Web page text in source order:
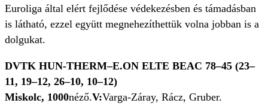
Euroliga által elért fejlődése védekezésben és támadásban
is látható, ezzel együtt megnehezíthettük volna jobban is a
dolgukat.
DVTK HUN-THERM–E.ON ELTE BEAC 78–45 (23–
11, 19–12, 26–10, 10–12)
Miskolc, 1000néző.V:Varga-Záray, Rácz, Gruber.